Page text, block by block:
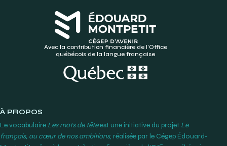
Avec la contribution financière de l’Office
québécois de la langue française
À PROPOS
Le vocabulaire Les mots de têteest une initiative du projet Le
français, au cœur de nos ambitions, réalisée par le Cégep Édouard-